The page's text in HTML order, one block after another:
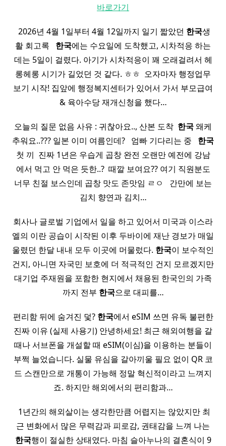
바로가기
​ 2026년 4월 1일부터 4월 12일까지 일기 짧았던 한국생
활 회고록 ​ ​ 한국에는 수요일에 도착했고, 시차적응 하는
데는 5일이 걸렸다. 아기가 시차적응이 꽤 오래걸려서 헤
롱헤롱 시기가 길었던 것 같다. ㅎㅎ ​ 오자마자 행정업무
보기 시작! 집앞에 행정복지센터가 있어서 가서 부모급여
& 육아수당 재개신청을 했다…
오늘의 질문 없음 사유 : 귀찮아요.., 산본 도착 ​ 한국왜케
추워요..??? 일본 이미 여름인데? ​ ​ 엄빠 기다리는 중 ​ ​ 한국
첫 끼 ​ 진짜 1년은 우습게 곱창 완전 오랜만 예전에 강남
에서 먹고 안 먹은 듯한..? ​ 때깔 보여요?? 여기 직원분도
너무 친절 보스인데 곱창 맛도 존맛임 ㄹㅇ ​ ​ 간만에 보는
김치 향연과 김치…
회사나 글로벌 기업에서 일을 하고 있어서 미국과 이스라
엘의 이란 공습이 시작된 이후 두바이에 재난 경보가 매일
울렸던 한달 내내 모두 이곳에 머물렀다. 한국이 보수적인
건지, 아니면 자국민 보호에 더 적극적인 건지 모르겠지만
대기업 주재원을 포함한 현지에서 채용된 한국인의 가족
까지 전부 한국으로 대피를…
편리함 뒤에 숨겨진 덫? 한국에서 eSIM 쓰면 유독 불편한
진짜 이유 (실제 사용기) 안녕하세요! 최근 해외여행을 갈
때나 서브폰을 개설할 때 eSIM(이심)을 이용하는 분들이
부쩍 늘었습니다. 실물 유심을 갈아끼울 필요 없이 QR 코
드 스캔만으로 개통이 가능해 정말 혁신적이라고 느껴지
죠. 하지만 해외에서의 편리함과…
​ 1년간의 해외살이는 생각한만큼 어렵지는 않았지만 최
근 변화에서 많은 무력감과 피로감, 권태감을 느껴 나는
한국행이 절실한 상태였다. 마침 슬아누나의 결혼식이 9